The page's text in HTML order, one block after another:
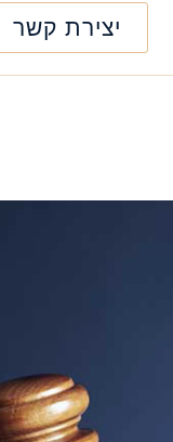
יצירת קשר